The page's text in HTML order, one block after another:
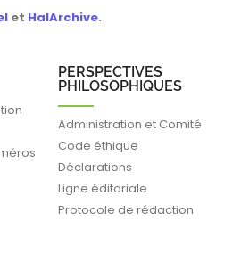
et HalArchive.
PERSPECTIVES
PHILOSOPHIQUES
Administration et Comité
Code éthique
Déclarations
Ligne éditoriale
Protocole de rédaction